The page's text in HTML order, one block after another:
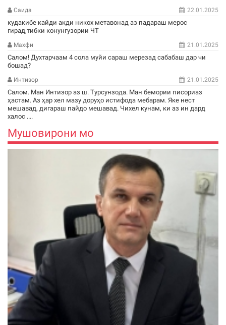
Саида 22.01.2025
кудакибе кайди акди никох метавонад аз падараш мерос
гирад,тибки конунгузории ЧТ
Махфи 21.01.2025
Салом! Духтарчаам 4 сола муйи сараш мерезад сабабаш дар чи
бошад?
Интизор 21.01.2025
Салом. Ман Интизор аз ш. Турсунзода. Ман бемории писориаз
ҳастам. Аз ҳар хел мазу доруҳо истифода мебарам. Яке нест
мешавад, дигараш пайдо мешавад. Чихел кунам, ки аз ин дард
халос ....
Мушовирони мо